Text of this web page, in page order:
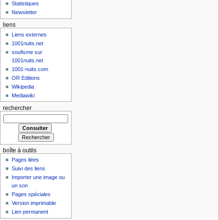
Statistiques
Newsletter
liens
Liens externes
1001nuits.net
soufisme sur
1001nuits.net
1001-nuits.com
OR Editions
Wikipedia
Mediawiki
rechercher
boîte à outils
Pages liées
Suivi des liens
Importer une image ou
un son
Pages spéciales
Version imprimable
Lien permanent